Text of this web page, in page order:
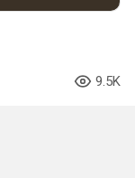
9.5K